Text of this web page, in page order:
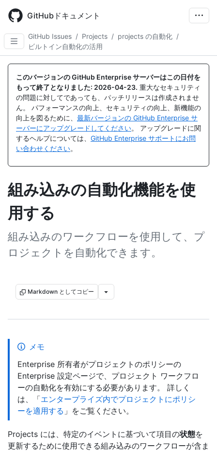
main
content
GitHubドキュメント
GitHub Issues / Projects / projects の自動化 /
ビルトイン自動化の活用
このバージョンの GitHub Enterprise サーバーはこの日付を
もって終了となりました: 2026-04-23. 重大なセキュリティ
の問題に対してであっても、パッチリリースは作成されませ
ん。 パフォーマンスの向上、セキュリティの向上、新機能の
向上を図るために、 最新バージョンの GitHub Enterprise サ
ーバーにアップグレードしてください。 アップグレードに関
するヘルプについては、 GitHub Enterprise サポートにお問
い合わせください。
組み込みの自動化機能を使
用する
組み込みのワークフローを使用して、プ
ロジェクトを自動化できます。
Markdown としてコピー
メモ
Enterprise 所有者がプロジェクトのポリシーの
Enterprise 設定ページで、プロジェクト ワークフロ
ーの自動化を有効にする必要があります。 詳しく
は、「エンタープライズ内でプロジェクトにポリシ
ーを適用する 」をご覧ください。
Projects には、特定のイベントに基づいて項目の状態を
更新するために使用できる組み込みのワークフローが含ま